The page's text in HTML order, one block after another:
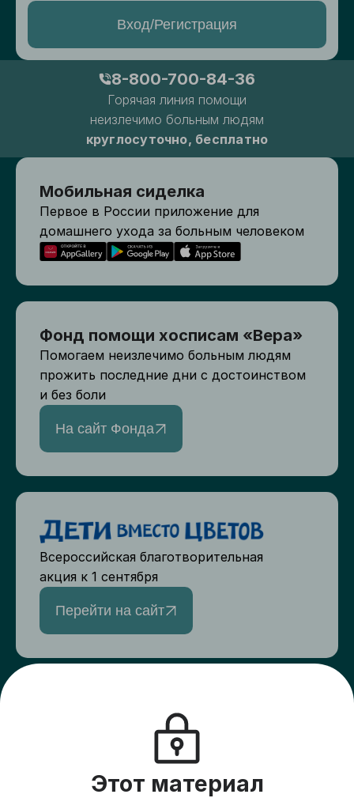
Этот материал
Вход/Регистрация
8-800-700-84-36
Горячая линия помощи
неизлечимо больным людям
круглосуточно, бесплатно
Мобильная сиделка
Первое в России приложение для
домашнего ухода за больным человеком
Фонд помощи хосписам «Вера»
Помогаем неизлечимо больным людям
прожить последние дни с достоинством
и без боли
На сайт Фонда
Всероссийская благотворительная
акция к 1 сентября
Перейти на сайт
Создайте сбор для друзей и подарите
пациентам хосписов жизнь на всю
оставшуюся жизнь